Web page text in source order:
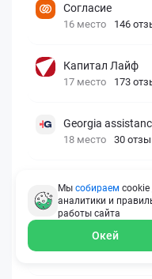
Согласие
16 место 146
Капитал Лайф
17 место 173
Georgia
18 место 30
Д2 Страхование
19 место 10
АйАйСи
20 место 7
Мы собираем cookie
аналитики и
работы сайта
Окей